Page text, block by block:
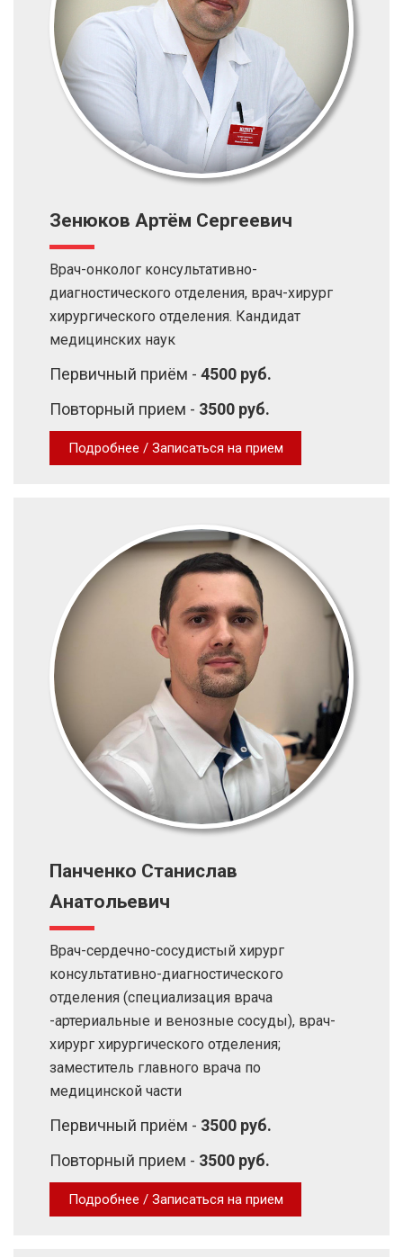
Зенюков Артём Сергеевич
Врач-онколог консультативно-
диагностического отделения, врач-хирург
хирургического отделения. Кандидат
медицинских наук
Первичный приём - 4500 руб.
Повторный прием - 3500 руб.
Подробнее / Записаться на прием
Панченко Станислав
Анатольевич
Врач-сердечно-сосудистый хирург
консультативно-диагностического
отделения (специализация врача
-артериальные и венозные сосуды), врач-
хирург хирургического отделения;
заместитель главного врача по
медицинской части
Первичный приём - 3500 руб.
Повторный прием - 3500 руб.
Подробнее / Записаться на прием